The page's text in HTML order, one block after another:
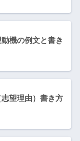
機の例文と書き
望理由）書き方